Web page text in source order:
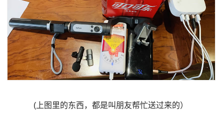
(上图里的东西，都是叫朋友帮忙送过来的）